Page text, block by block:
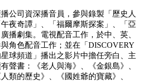
公司資深播音員，參與錄製「歷史人
夜奇譚」、「福爾摩斯探案」、「亞
播劇集。電視配音工作，於中、英、
角色配音工作；並在「DISCOVERY
球頻道」播出之影片中擔任旁白、主
聲書：《老人與海》、《金銀島》、
人類的歷史》、《國姓爺的寶藏》、